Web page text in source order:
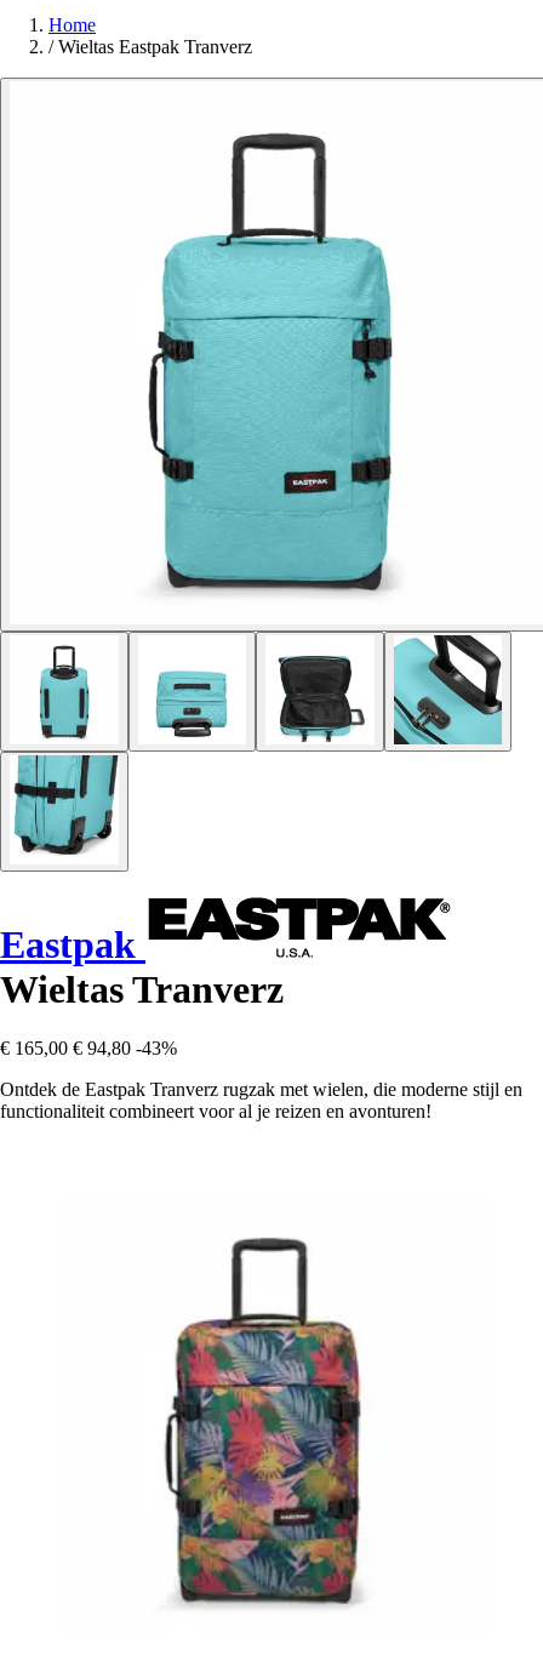
Home
/ Wieltas Eastpak Tranverz
Eastpak
Wieltas Tranverz
€ 165,00 € 94,80 -43%
Ontdek de Eastpak Tranverz rugzak met wielen, die moderne stijl en
functionaliteit combineert voor al je reizen en avonturen!